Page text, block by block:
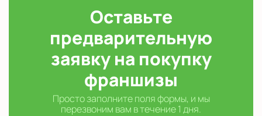
Оставьте
предварительную
заявку на покупку
франшизы
Просто заполните поля формы, и мы
перезвоним вам в течение 1 дня.